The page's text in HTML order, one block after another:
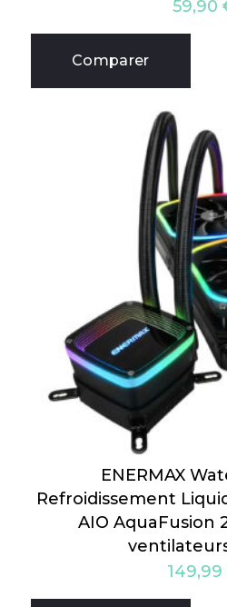
59,90
Comparer
ENERMAX
Refroidissement
AIO AquaFusion
149,99